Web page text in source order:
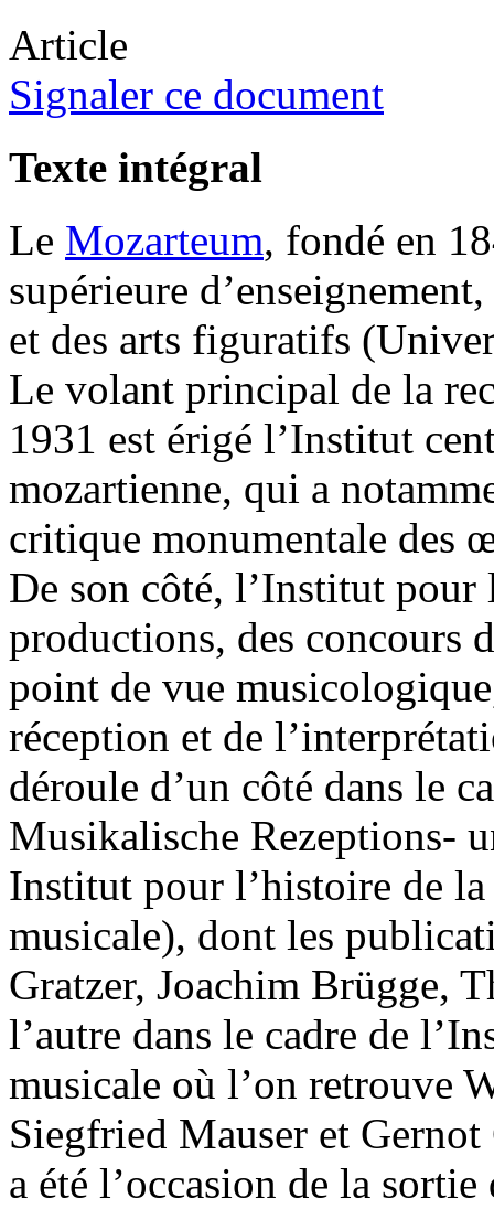
Article
Signaler ce document
Texte intégral
Le Mozarteum, fondé en
supérieure
et des arts figuratifs
Le volant principal de la
1931 est érigé l’Institut
mozartienne, qui a
critique monumentale des
De son côté, l’Institut pour
productions, des concours
point de vue
réception et de
déroule d’un côté dans le
Musikalische Rezeptions-
Institut pour l’histoire de
musicale), dont les
Gratzer, Joachim Brügge,
l’autre dans le cadre de
musicale où l’on retrouve
Siegfried Mauser et
a été l’occasion de la